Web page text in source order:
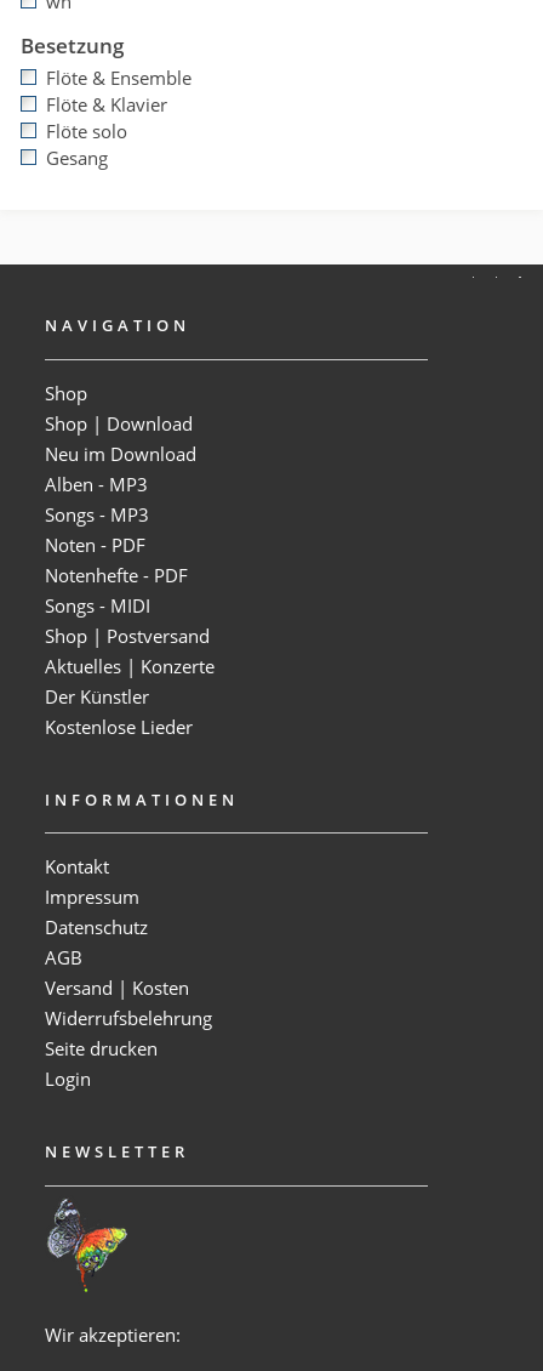
Besetzung
Flöte & Ensemble
Flöte & Klavier
Flöte solo
Gesang
NAVIGATION
Shop
Shop | Download
Neu im Download
Alben - MP3
Songs - MP3
Noten - PDF
Notenhefte - PDF
Songs - MIDI
Shop | Postversand
Aktuelles | Konzerte
Der Künstler
Kostenlose Lieder
INFORMATIONEN
Kontakt
Impressum
Datenschutz
AGB
Versand | Kosten
Widerrufsbelehrung
Seite drucken
Login
NEWSLETTER
Wir akzeptieren: